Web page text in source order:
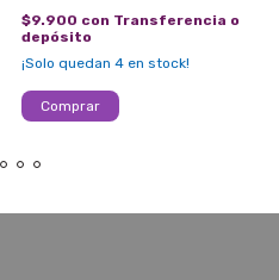
$9.900 con Transferencia o
depósito
¡Solo quedan 4 en stock!